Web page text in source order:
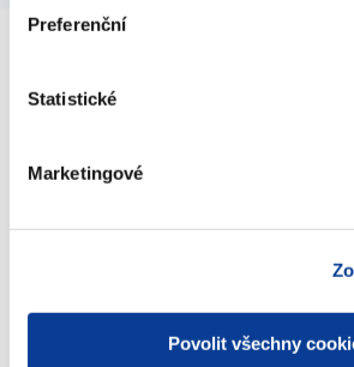
Preferenční
Statistické
Marketingové
Povolit všechny
Ministerstvo financí ČR
Adresa Letenská 15, 118 10 Praha
IČO 00006947
CZ00006947